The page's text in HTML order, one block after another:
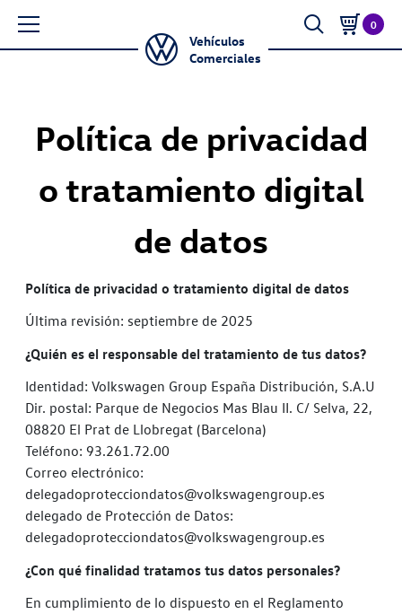
0
Vehículos
Comerciales
Política de privacidad
o tratamiento digital
de datos
Política de privacidad o tratamiento digital de datos
Última revisión: septiembre de 2025
¿Quién es el responsable del tratamiento de tus datos?
Identidad: Volkswagen Group España Distribución, S.A.U
Dir. postal: Parque de Negocios Mas Blau II. C/ Selva, 22,
08820 El Prat de Llobregat (Barcelona)
Teléfono: 93.261.72.00
Correo electrónico:
delegadoprotecciondatos@volkswagengroup.es
delegado de Protección de Datos:
delegadoprotecciondatos@volkswagengroup.es
¿Con qué finalidad tratamos tus datos personales?
En cumplimiento de lo dispuesto en el Reglamento